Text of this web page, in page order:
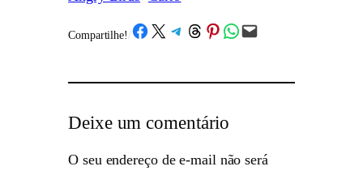
Compartilhe! /Share on Facebook
Share on X Share on Telegram
Share on Threads
Share on Pinterest
Share on WhatsApp
Email this Page
Deixe um comentário
O seu endereço de e-mail não será